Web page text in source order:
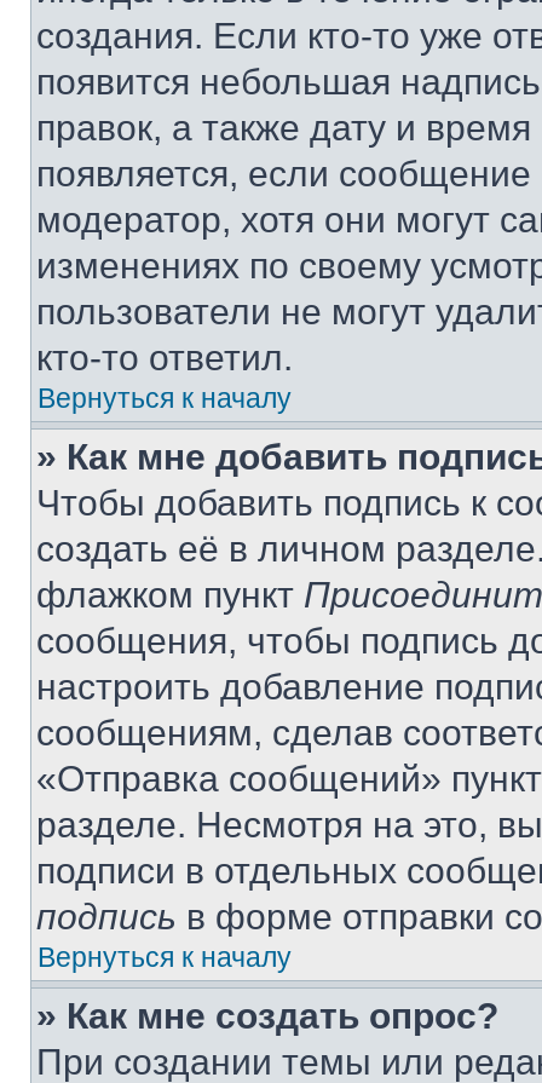
создания. Если кто-то уже
появится небольшая
правок, а также дату и
появляется, если
модератор, хотя они могут
изменениях по своему
пользователи не могут
кто-то ответил.
Вернуться к началу
» Как мне добавить
Чтобы добавить подпись к
создать её в личном
флажком пункт
сообщения, чтобы подпись
настроить добавление
сообщениям, сделав
«Отправка сообщений»
разделе. Несмотря на это,
подписи в отдельных
подпись в форме отправки
Вернуться к началу
» Как мне создать опрос?
При создании темы или